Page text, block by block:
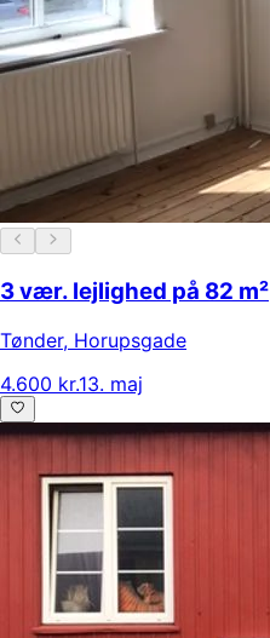
3 vær. lejlighed på 82 m²
Tønder, Horupsgade
4.600 kr.13. maj